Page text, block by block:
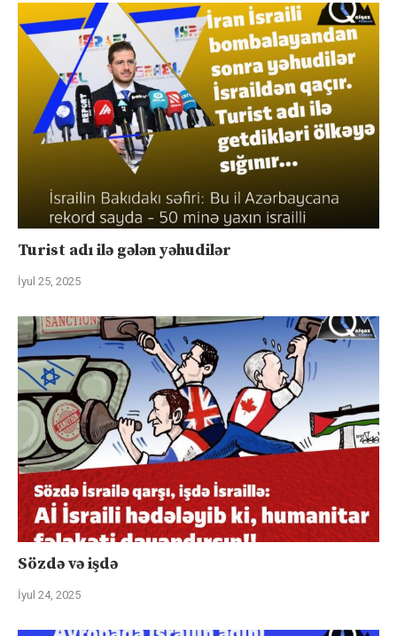
Turist adı ilə gələn yəhudilər
İyul 25, 2025
Sözdə və işdə
İyul 24, 2025